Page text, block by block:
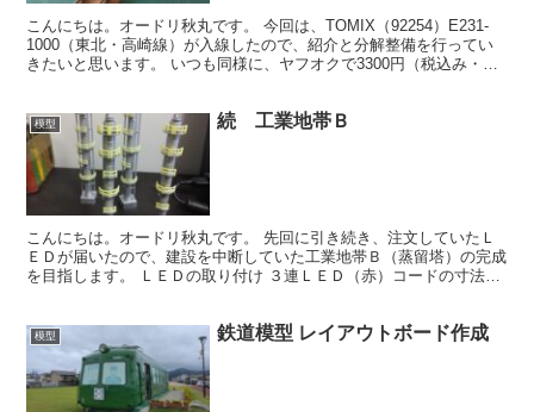
こんにちは。オードリ秋丸です。 今回は、TOMIX（92254）E231-
1000（東北・高崎線）が入線したので、紹介と分解整備を行ってい
きたいと思います。 いつも同様に、ヤフオクで3300円（税込み・送
模型 続 工業地帯Ｂ
こんにちは。オードリ秋丸です。 先回に引き続き、注文していたＬ
ＥＤが届いたので、建設を中断していた工業地帯Ｂ（蒸留塔）の完成
を目指します。 ＬＥＤの取り付け ３連ＬＥＤ（赤）コードの寸法が
模型 鉄道模型 レイアウトボード作成